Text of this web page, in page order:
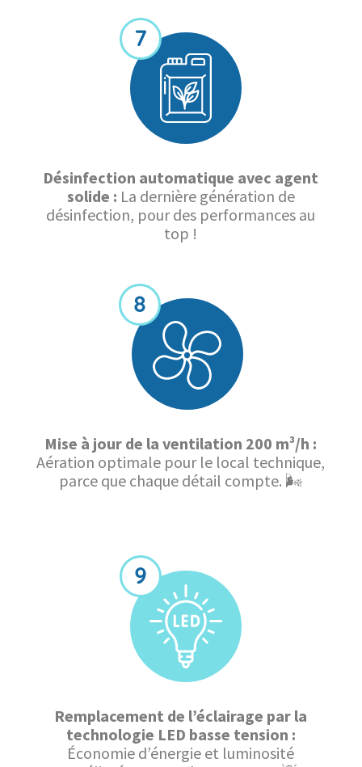
Désinfection automatique avec agent
solide : La dernière génération de
désinfection, pour des performances au
top !
Mise à jour de la ventilation 200 m³/h :
Aération optimale pour le local technique,
parce que chaque détail compte. 🌬️
Remplacement de l’éclairage par la
technologie LED basse tension :
Économie d’énergie et luminosité